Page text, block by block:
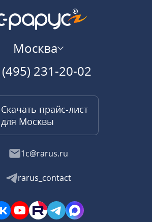
Москва
231-20-02
Скачать прайс-лист
для Москвы
1c@rarus.ru
rarus_contact